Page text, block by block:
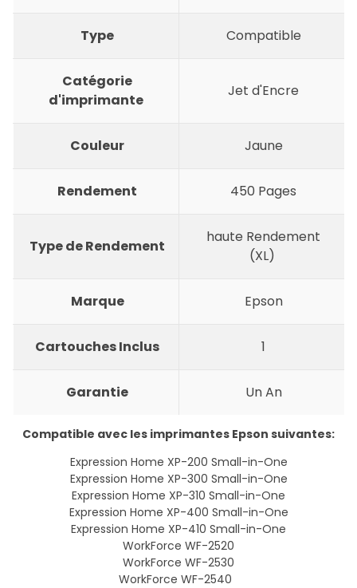
Type Compatible
Catégorie
d'imprimante
Jet d'Encre
Couleur Jaune
Rendement 450 Pages
Type de Rendement
haute Rendement
(XL)
Marque Epson
Cartouches Inclus 1
Garantie Un An
Compatible avec les imprimantes Epson suivantes:
Expression Home XP-200 Small-in-One
Expression Home XP-300 Small-in-One
Expression Home XP-310 Small-in-One
Expression Home XP-400 Small-in-One
Expression Home XP-410 Small-in-One
WorkForce WF-2520
WorkForce WF-2530
WorkForce WF-2540